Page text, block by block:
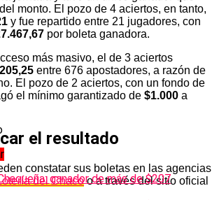
monto. El pozo de 4 aciertos, en tanto,
y fue repartido entre 21 jugadores, con
por boleta ganadora.
más masivo, el de 3 aciertos
entre 676 apostadores, a razón de
El pozo de 2 aciertos, con un fondo de
el mínimo garantizado de $1.000 a
el resultado
constatar sus boletas en las agencias
del Chacoo a través del sitio oficial